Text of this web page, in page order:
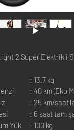
2 Süper Elektrikli
: 13.7 kg
: 40 km (Eko
Hız
: 25 km/saat
: 6 saat tam
Yük
: 100 kg